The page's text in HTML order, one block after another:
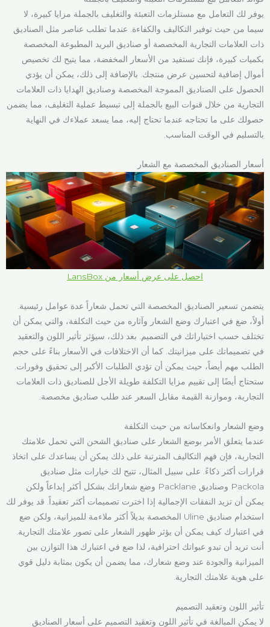
يوفر لك التعامل مع مستلزمات التعبئة والتغليف بالجملة مزايا كبيرة، لا
سيما من حيث توفير التكاليف والكفاءة. عندما تطلب عناصر مثل الصناديق
ذات العلامات التجارية المخصصة أو صناديق البريد المطبوعة المخصصة
بكميات كبيرة، فإنك تستفيد من الأسعار المخفضة، مما يتيح لك تخصيص
أموال إضافية لتحسين عرض منتجك. بالإضافة إلى ذلك، يمكن أن يؤدي
الحصول على الصناديق المموجة المخصصة وصناديق الهدايا ذات العلامات
التجارية من خلال قنوات البيع بالجملة إلى تبسيط عملية التغليف، مما يضمن
حصولك على ما تحتاجه عندما تحتاج إليه، مما يسعد عملاءك في النهاية
بالتسليم في الوقت المناسب.
أسعار الصناديق المخصصة مع الشعار
احصل على عرض أسعار من LansBox
يتضمن تسعير الصناديق المخصصة التي تحمل شعاراً عدة عوامل رئيسية.
أولاً، ضع في اعتبارك وضع الشعار وآثاره من حيث التكلفة، والتي يمكن أن
تختلف حسب اختياراتك في التصميم. بعد ذلك، سيؤثر تأثير اللون والتعقيد
في تصميماتك على ميزانيتك. كما أن الاختلافات في الأسعار بناءً على حجم
الطلب مهم أيضاً، حيث يمكن أن تؤدي الطلبات الأكبر إلى تحقيق وفورات.
ستحتاج أيضًا إلى تقييم مزايا التكلفة طويلة الأجل للصناديق ذات العلامات
التجارية، وموازنة القيمة مقابل السعر عند طلب صناديق مخصصة.
وضع الشعار وانعكاساته من حيث التكلفة
عندما يتعلق الأمر بوضع الشعار على صناديق الشحن التي تحمل علامتك
التجارية، فإن فهم التكاليف المترتبة على ذلك يمكن أن يساعدك على اتخاذ
قرارات أكثر ذكاءً. على سبيل المثال، تتيح لك خيارات مثل صناديق
Packola وصناديق Packlane وضع شعاراتك بشكل أكثر إبداعاً ولكن
يمكن أن تزيد النفقات الإجمالية إذا اخترت تصميمات أكثر تعقيداً. قد يوفر لك
استخدام صناديق Uline المخصصة بديلاً أكثر ملاءمة للميزانية، ولكن ضع
في اعتبارك كيف يمكن أن يؤثر ظهور الشعار على تصور علامتك التجارية.
أنت تريد أن تبدو عبواتك احترافية، لذا ضع في اعتبارك هذا التوازن بين
الميزانية والجودة عند وضع شعارك، مما يضمن أن يكون بمثابة دليل قوي
على هوية علامتك التجارية.
تأثير اللون وتعقيد التصميم
لا يمكن المبالغة في تأثير اللون وتعقيد التصميم على أسعار الصناديق